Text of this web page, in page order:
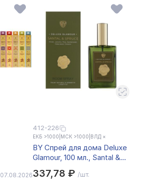
07.08.2026
412-226
ЕКБ >1000 МСК >1000 ВЛД ×
BY Спрей для дома Deluxe
Glamour, 100 мл., Santal &
337,78 ₽ /шт.